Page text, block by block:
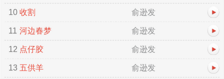
10 收割 俞逊发
11 河边春梦 俞逊发
12 点仔胶 俞逊发
13 五供羊 俞逊发